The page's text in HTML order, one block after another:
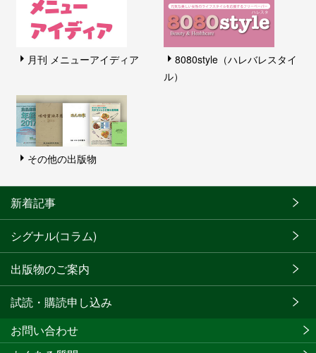
月刊 メニューアイディア
8080style（ハレバレスタイ
ル）
その他の出版物
新着記事
シグナル(コラム)
出版物のご案内
試読・購読申し込み
お問い合わせ